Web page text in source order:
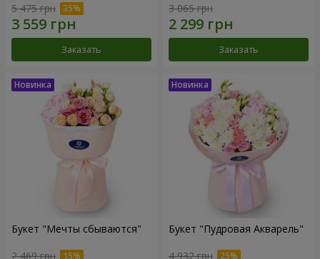
5 475 грн
Заказать
3 065 грн
Заказать
Букет "Мечты сбываются"
2 469 грн
Букет "Пудровая Акварель"
4 932 грн